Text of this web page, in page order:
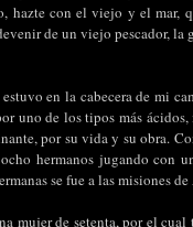
hazte con el viejo y el mar,
de un viejo pescador, la
en la cabecera de mi
de los tipos más ácidos,
por su vida y su obra.
hermanos jugando con
se fue a las misiones
mujer de setenta, por el